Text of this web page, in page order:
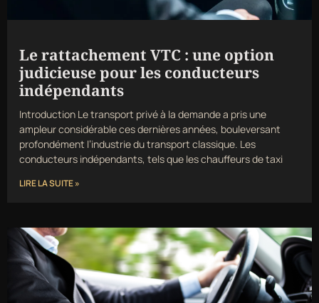
Le rattachement VTC : une option
judicieuse pour les conducteurs
indépendants
Introduction Le transport privé à la demande a pris une
ampleur considérable ces dernières années, bouleversant
profondément l’industrie du transport classique. Les
conducteurs indépendants, tels que les chauffeurs de taxi
LIRE LA SUITE »